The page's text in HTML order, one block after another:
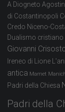
A Diogneto
di Costantinopoli
Credo Niceno-
Dualismo cristiano
Giovanni
Ireneo di Lione
antica Mamet
Padri della Chiesa
Padri della